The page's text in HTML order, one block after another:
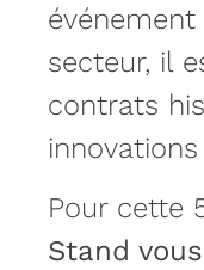
secteur, il
contrats
Pour cette
Stand